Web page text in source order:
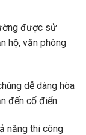
được sử
hộ, văn phòng
dễ dàng hòa
đến cổ điển.
năng thi công